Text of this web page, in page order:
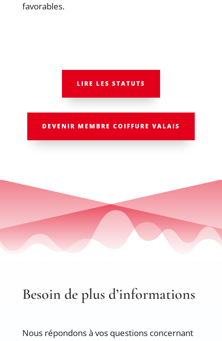
favorables.
LIRE LES STATUTS
DEVENIR MEMBRE COIFFURE VALAIS
Besoin de plus d’informations
Nous répondons à vos questions concernant